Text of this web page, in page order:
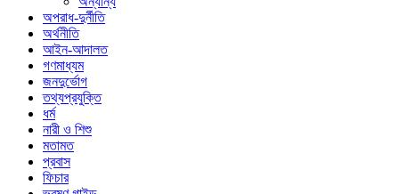
অপরাধ-দুর্নীতি
অর্থনীতি
আইন-আদালত
গণমাধ্যম
জনদুর্ভোগ
তথ্যপ্রযুক্তি
ধর্ম
নারী ও শিশু
মতামত
প্রবাস
ফিচার